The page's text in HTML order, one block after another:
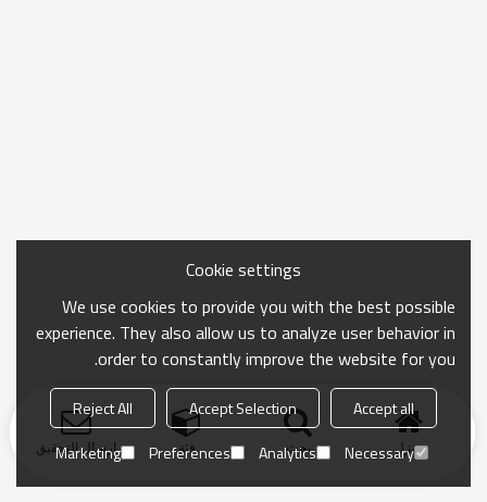
منزل بحث فئة ارسال التحقيق
Cookie settings
We use cookies to provide you with the best possible
experience. They also allow us to analyze user behavior in
order to constantly improve the website for you.
Accept all
Accept Selection
Reject All
Necessary
Analytics
Preferences
Marketing